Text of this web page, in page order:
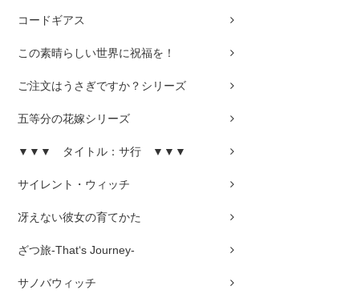
コードギアス
この素晴らしい世界に祝福を！
ご注文はうさぎですか？シリーズ
五等分の花嫁シリーズ
▼▼▼ タイトル：サ行 ▼▼▼
サイレント・ウィッチ
冴えない彼女の育てかた
ざつ旅-That‘s Journey-
サノバウィッチ